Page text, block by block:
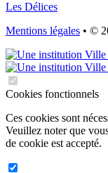
Les Délices
Mentions légales • ©
Cookies fonctionnels
Ces cookies sont
Veuillez noter que
de cookie est accepté.